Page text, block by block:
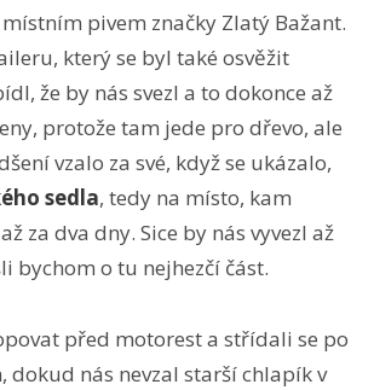
pivem značky Zlatý Bažant.
který se byl také osvěžit
že by nás svezl a to dokonce až
protože tam jede pro dřevo, ale
vzalo za své, když se ukázalo,
sedla, tedy na místo, kam
za dva dny. Sice by nás vyvezl až
bychom o tu nejhezčí část.
před motorest a střídali se po
dokud nás nevzal starší chlapík v